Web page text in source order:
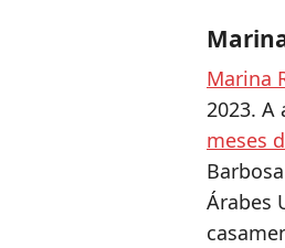
Marina
2023. A
meses
Árabes